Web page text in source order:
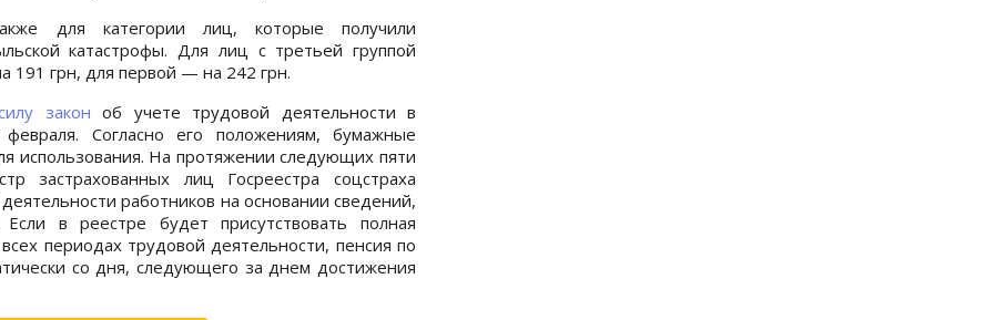
для категории лиц, которые получили
катастрофы. Для лиц с третьей группой
191 грн, для первой — на 242 грн.
законоб учете трудовой деятельности в
Согласно его положениям, бумажные
использования. На протяжении следующих пяти
лиц Госреестра соцстраха
работников на основании сведений,
Если в реестре будет присутствовать полная
периодах трудовой деятельности, пенсия по
со дня, следующего за днем ​​достижения